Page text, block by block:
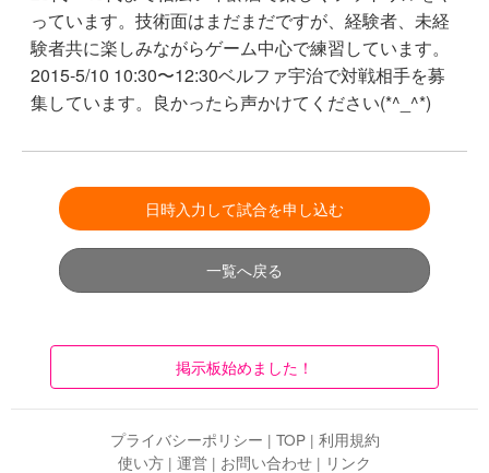
っています。技術面はまだまだですが、経験者、未経
験者共に楽しみながらゲーム中心で練習しています。
2015-5/10 10:30〜12:30ベルファ宇治で対戦相手を募
集しています。良かったら声かけてください(*^_^*)
日時入力して試合を申し込む
一覧へ戻る
掲示板始めました！
プライバシーポリシー | TOP| 利用規約
使い方 | 運営 | お問い合わせ | リンク